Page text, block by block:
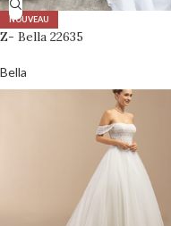
NOUVEAU
Z- Bella 22635
Bella